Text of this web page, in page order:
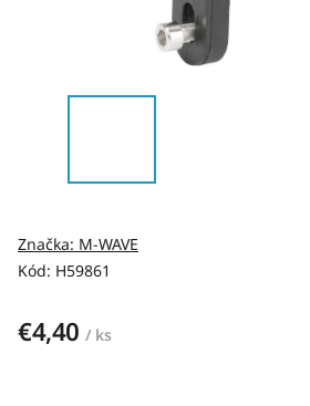
Kód: H59861
Značka: M-WAVE
€4,40 / ks